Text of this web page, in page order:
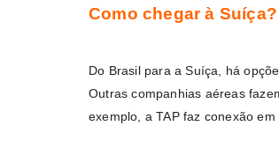
Como chegar à Suíça?
Do Brasil para a Suíça, há
Outras companhias aéreas
exemplo, a TAP faz conexão